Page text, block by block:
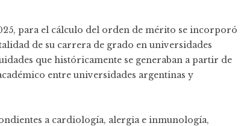
para el cálculo del orden de mérito se incorporó
de su carrera de grado en universidades
que históricamente se generaban a partir de
entre universidades argentinas y
a cardiología, alergia e inmunología,